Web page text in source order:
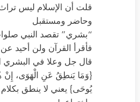
قلت أن الإسلام ليس
وحاضر ومستقبل
“بشري” تقصد النبي
فأقرأ القرآن ولن أحيد
قال جل وعلا في البشري
{وَمَا يَنطِقُ عَنِ الْهَوَى، إِنْ
يُوحَى} يعني لا ينطق